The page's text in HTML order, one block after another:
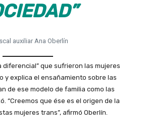
auxiliar Ana Oberlín
diferencial” que sufrieron las mujeres
y explica el ensañamiento sobre las
de ese modelo de familia como las
“Creemos que ése es el origen de la
mujeres trans”, afirmó Oberlín.